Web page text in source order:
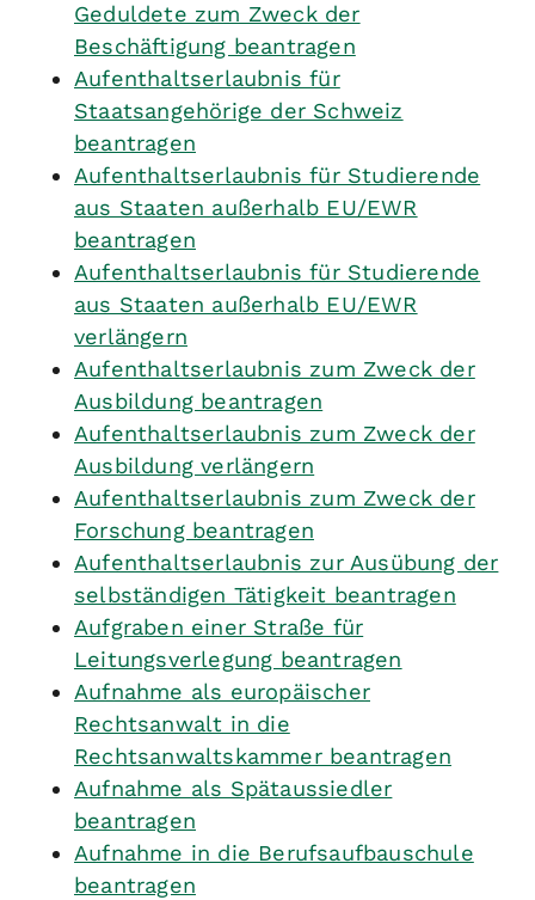
Geduldete zum Zweck der
Beschäftigung beantragen
Aufenthaltserlaubnis für
Staatsangehörige der Schweiz
beantragen
Aufenthaltserlaubnis für Studierende
aus Staaten außerhalb EU/EWR
beantragen
Aufenthaltserlaubnis für Studierende
aus Staaten außerhalb EU/EWR
verlängern
Aufenthaltserlaubnis zum Zweck der
Ausbildung beantragen
Aufenthaltserlaubnis zum Zweck der
Ausbildung verlängern
Aufenthaltserlaubnis zum Zweck der
Forschung beantragen
Aufenthaltserlaubnis zur Ausübung der
selbständigen Tätigkeit beantragen
Aufgraben einer Straße für
Leitungsverlegung beantragen
Aufnahme als europäischer
Rechtsanwalt in die
Rechtsanwaltskammer beantragen
Aufnahme als Spätaussiedler
beantragen
Aufnahme in die Berufsaufbauschule
beantragen